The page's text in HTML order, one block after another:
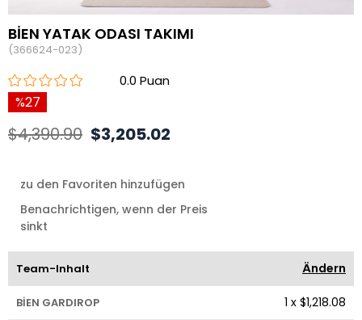
BİEN YATAK ODASI TAKIMI
(366624-023)
0.0
27
$4,390.90 $3,205.02
zu den Favoriten hinzufügen
Benachrichtigen, wenn der Preis
sinkt
Team-Inhalt Ändern
BİEN GARDIROP 1 x $1,218.08